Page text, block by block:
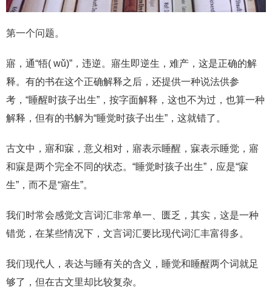
第一个问题。
寤，通“牾( wǔ)”，违逆。寤生即逆生，难产，这是正确的解
释。有的书在这个正确解释之后，还提供一种说法供参
考，“睡醒时孩子出生”，按字面解释，这也不为过，也算一种
解释，但有的书解为“睡觉时孩子出生”，这就错了。
古文中，寤和寐，意义相对，寤表示睡醒，寐表示睡觉，寤
和寐是两个完全不同的状态。“睡觉时孩子出生”，应是“寐
生”，而不是“寤生”。
我们时常会感觉文言词汇非常单一、匮乏，其实，这是一种
错觉，在某些情况下，文言词汇要比现代词汇丰富得多。
我们现代人，表达与睡有关的含义，睡觉和睡醒两个词就足
够了，但在古文里却比较复杂。